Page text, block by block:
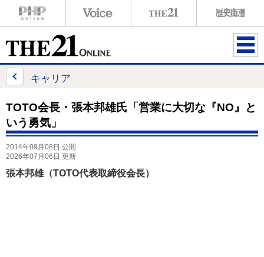
ME
キャリア
TOTO会長・張本邦雄氏「営業に大切な『NO』と
いう勇気」
2014年09月08日 公開
2026年07月06日 更新
張本邦雄（TOTO代表取締役会長）